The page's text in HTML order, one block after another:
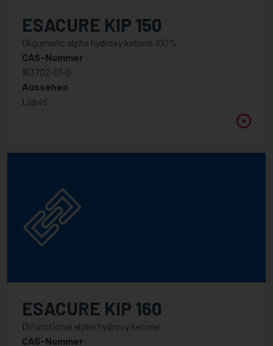
ESACURE KIP 150
Oligomeric alpha hydroxy ketone 100%
CAS-Nummer
163702-01-0
Aussehen
Liquid
ESACURE KIP 160
Difunctional alpha hydroxy ketone
CAS-Nummer